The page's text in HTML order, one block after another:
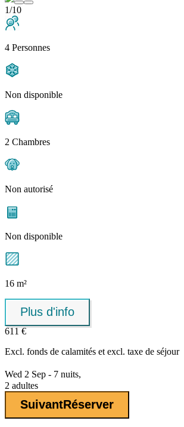
1/10
4 Personnes
Non disponible
2 Chambres
Non autorisé
Non disponible
16 m²
Plus d'info
611 €
Excl. fonds de calamités et excl. taxe de séjour
Wed 2 Sep - 7 nuits,
2 adultes
SuivantRéserver